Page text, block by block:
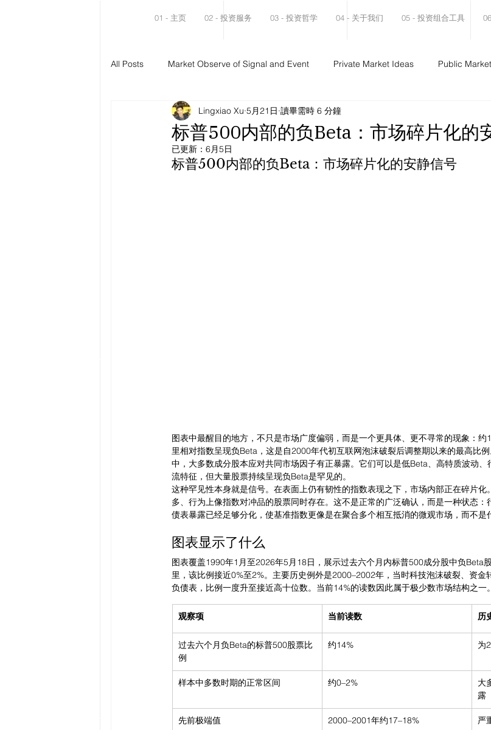
01 - 主页 02 - 投资服务 03 - 投资哲学 04 - 关于我们 05 - 投资组合工具
All Posts Market Observe of Signal and Event Private Market Ideas Public
标普500内部的负Beta：市场碎片化的
Lingxiao Xu 5月21日 讀畢需時 6 分鐘
已更新： 6月5日
标普500内部的负Beta：市场碎片化的安静信号
图表中最醒目的地方，不只是市场广度偏弱，而是一个更具体、更不寻常的现象：约
里相对指数呈现负Beta，这是自2000年代初互联网泡沫破裂后调整期以来的最高比
中，大多数成分股本应对共同市场因子有正暴露。它们可以是低Beta、高特质波动
流特征，但大量股票持续呈现负Beta是罕见的。
这种罕见性本身就是信号。在表面上仍有韧性的指数表现之下，市场内部正在碎片化
多、行为上像指数对冲品的股票同时存在。这不是正常的广泛确认，而是一种状态：
债表暴露已经足够分化，使基准指数更像是在聚合多个相互抵消的微观市场，而不是
图表显示了什么
图表覆盖1990年1月至2026年5月18日，展示过去六个月内标普500成分股中负Beta
里，该比例接近0%至2%。主要历史例外是2000–2002年，当时科技泡沫破裂、资金
负债表，比例一度升至接近高十位数。当前14%的读数因此属于极少数市场结构之一。
观察项 当前读数 历
过去六个月负Beta的标普500股票比
例
约14% 为
样本中多数时期的正常区间 约0–2%
大
露
先前极端值 2000–2001年约17–18% 严